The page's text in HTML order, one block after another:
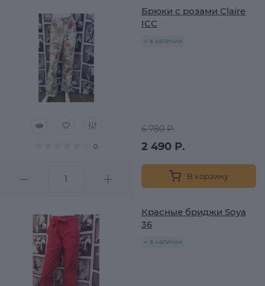
0
Брюки с розами Claire
ICC
в наличии
6 780 Р.
2 490 Р.
В корзину
Красные бриджи Soya
36
в наличии